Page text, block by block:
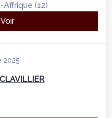
Affrique (12)
Voir
2025